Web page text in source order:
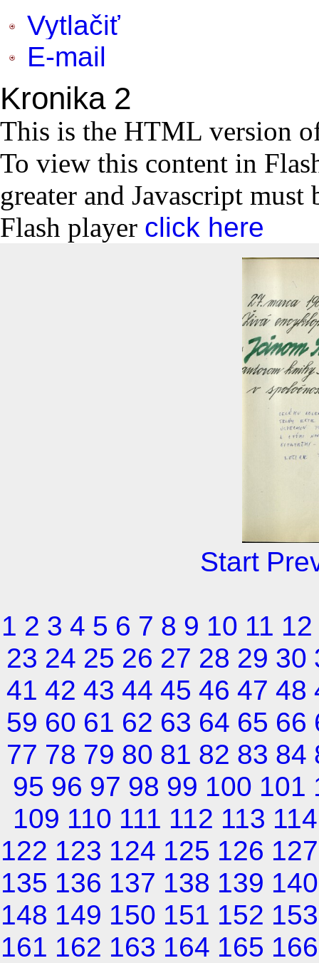
Vytlačiť
E-mail
Kronika 2
This is the HTML version
To view this content in
greater and Javascript
Flash player click here
Start
1 2 3 4 5 6 7 8 9 10 11 12
23 24 25 26 27 28 29 30
41 42 43 44 45 46 47 48
59 60 61 62 63 64 65 66
77 78 79 80 81 82 83 84
95 96 97 98 99 100 101
109 110 111 112 113 114
122 123 124 125 126 127
135 136 137 138 139 140
148 149 150 151 152 153
161 162 163 164 165 166